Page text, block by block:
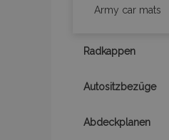
Army car mats
Radkappen
Autositzbezüge
Abdeckplanen